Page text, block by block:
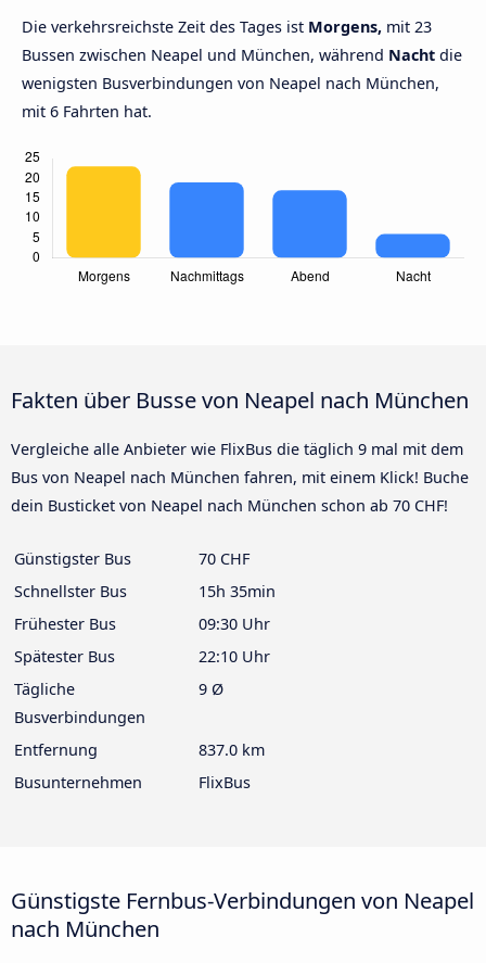
Die verkehrsreichste Zeit des Tages ist Morgens, mit 23
Bussen zwischen Neapel und München, während Nacht die
wenigsten Busverbindungen von Neapel nach München,
mit 6 Fahrten hat.
Fakten über Busse von Neapel nach München
Vergleiche alle Anbieter wie FlixBus die täglich 9 mal mit dem
Bus von Neapel nach München fahren, mit einem Klick! Buche
dein Busticket von Neapel nach München schon ab 70 CHF!
Günstigster Bus
70 CHF
Schnellster Bus
15h 35min
Frühester Bus
09:30 Uhr
Spätester Bus
22:10 Uhr
Tägliche
Busverbindungen
9 Ø
Entfernung
837.0 km
Busunternehmen
FlixBus
Günstigste Fernbus-Verbindungen von Neapel
nach München